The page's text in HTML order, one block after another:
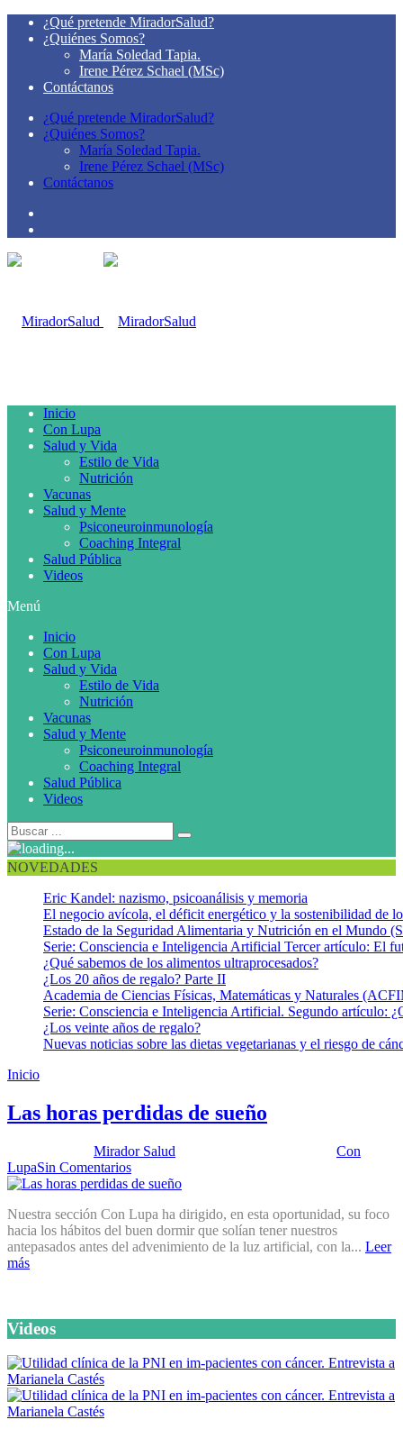
¿Qué pretende MiradorSalud?
¿Quiénes Somos?
María Soledad Tapia.
Irene Pérez Schael (MSc)
Contáctanos
¿Qué pretende MiradorSalud?
¿Quiénes Somos?
María Soledad Tapia.
Irene Pérez Schael (MSc)
Contáctanos
Inicio
Con Lupa
Salud y Vida
Estilo de Vida
Nutrición
Vacunas
Salud y Mente
Psiconeuroinmunología
Coaching Integral
Salud Pública
Videos
Menú
Inicio
Con Lupa
Salud y Vida
Estilo de Vida
Nutrición
Vacunas
Salud y Mente
Psiconeuroinmunología
Coaching Integral
Salud Pública
Videos
NOVEDADES
Eric Kandel: nazismo, psicoanálisis y memoria
El negocio avícola, el déficit energético y la sostenibilidad de
Estado de la Seguridad Alimentaria y Nutrición en el Mundo
Serie: Consciencia e Inteligencia Artificial Tercer artículo: El
¿Qué sabemos de los alimentos ultraprocesados?
¿Los 20 años de regalo? Parte II
Academia de Ciencias Físicas, Matemáticas y Naturales
Serie: Consciencia e Inteligencia Artificial. Segundo artículo:
¿Los veinte años de regalo?
Nuevas noticias sobre las dietas vegetarianas y el riesgo de
Inicio
Las horas perdidas de sueño
Mirador Salud
Con
LupaSin Comentarios
Nuestra sección Con Lupa ha dirigido, en esta oportunidad, su foco
hacia los hábitos del buen dormir que solían tener nuestros
antepasados antes del advenimiento de la luz artificial, con la... Leer
más
Videos